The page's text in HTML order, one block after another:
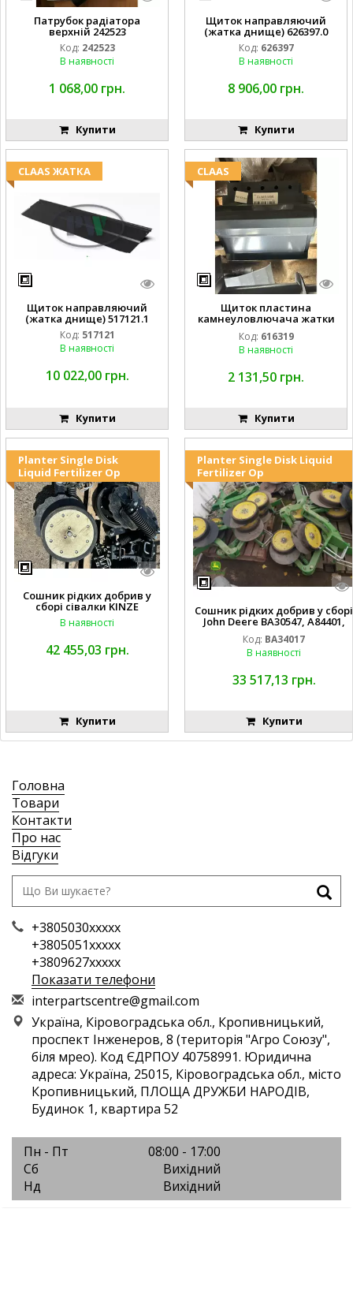
Патрубок радіатора
верхній 242523
Код: 242523
В наявності
1 068,00 грн.
Купити
Щиток направляючий
(жатка днище) 626397.0
Код: 626397
В наявності
8 906,00 грн.
Купити
CLAAS ЖАТКА
Щиток направляючий
(жатка днище) 517121.1
Код: 517121
В наявності
10 022,00 грн.
Купити
CLAAS
Щиток пластина
камнеуловлючача жатки
FLEX CAT CLAAS
Код: 616319
В наявності
2 131,50 грн.
Купити
Planter Single Disk
Liquid Fertilizer Op
Сошник рідких добрив у
сборі сівалки KINZE
В наявності
42 455,03 грн.
Купити
Planter Single Disk Liquid
Fertilizer Op
Сошник рідких добрив у сборі
John Deere BA30547, A84401,
AA65563, AA65562, A82739,
A82743, AA56092, A72503,
A72504,
68, H137235, A72358, AA65564, A
A65566, A49917, A49918,
Код: BA34017
В наявності
33 517,13 грн.
Купити
Головна
Товари
Контакти
Про нас
Відгуки
+3805030xxxxx
+3805051xxxxx
+3809627xxxxx
Показати телефони
interpartscentre@gmail.com
Україна, Кіровоградська обл., Кропивницький,
проспект Інженеров, 8 (територія "Агро Союзу",
біля мрео). Код ЄДРПОУ 40758991. Юридична
адреса: Україна, 25015, Кіровоградська обл., місто
Кропивницький, ПЛОЩА ДРУЖБИ НАРОДІВ,
Будинок 1, квартира 52
Пн - Пт
08:00 - 17:00
Сб
Вихідний
Нд
Вихідний